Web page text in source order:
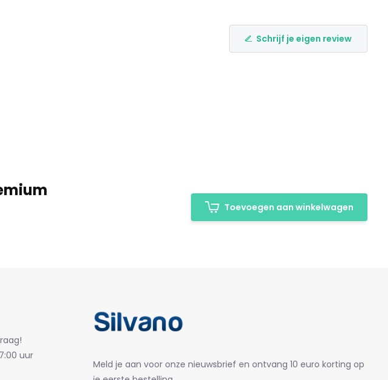
Schrijf je eigen review
Toevoegen aan winkelwagen
uur
Meld je aan voor onze nieuwsbrief en ontvang 10 euro korting op